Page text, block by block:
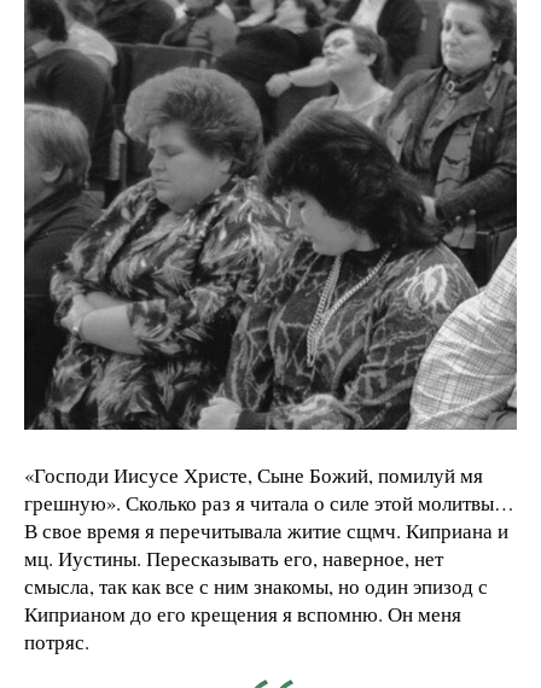
«Господи Иисусе Христе, Сыне Божий, помилуй мя
грешную». Сколько раз я читала о силе этой молитвы…
В свое время я перечитывала житие сщмч. Киприана и
мц. Иустины. Пересказывать его, наверное, нет
смысла, так как все с ним знакомы, но один эпизод с
Киприаном до его крещения я вспомню. Он меня
потряс.